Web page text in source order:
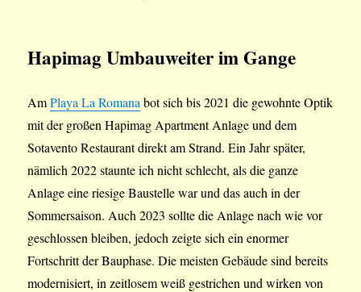
Hapimag Umbauweiter im Gange
AmPlaya La Romana bot sich bis 2021 die gewohnte Optik
mit der großen Hapimag Apartment Anlage und dem
Sotavento Restaurant direkt am Strand. Ein Jahr später,
nämlich 2022 staunte ich nicht schlecht, als die ganze
Anlage eine riesige Baustelle war und das auch in der
Sommersaison. Auch 2023 sollte die Anlage nach wie vor
geschlossen bleiben, jedoch zeigte sich ein enormer
Fortschritt der Bauphase. Die meisten Gebäude sind bereits
modernisiert, in zeitlosem weiß gestrichen und wirken von